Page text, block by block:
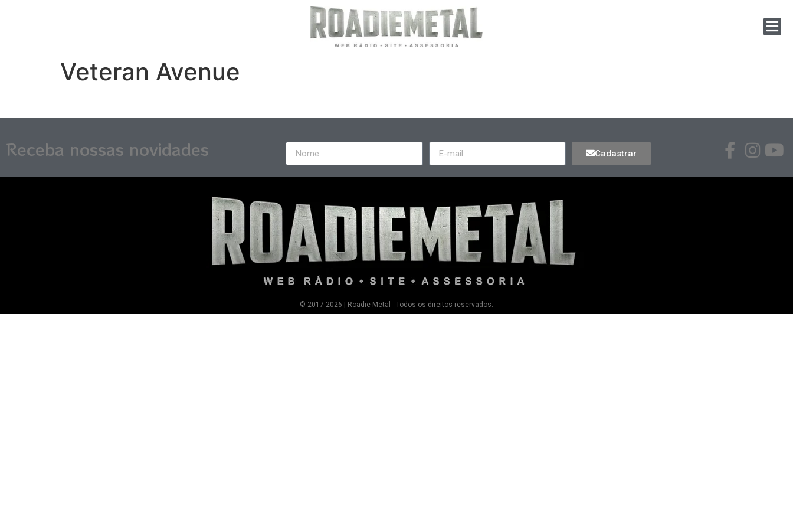
Veteran Avenue
Receba nossas novidades Cadastrar
© 2017-2026 | Roadie Metal - Todos os direitos reservados.